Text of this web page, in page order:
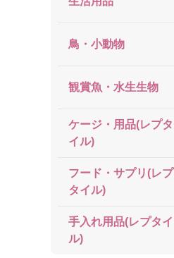
鳥・小動物
観賞魚・水生生物
ケージ・用品(レプタ
イル)
フード・サプリ(レプ
タイル)
手入れ用品(レプタイ
ル)